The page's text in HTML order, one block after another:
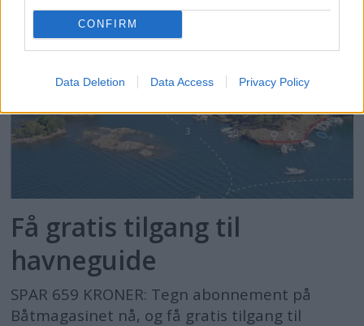
CONFIRM
Data Deletion Data Access Privacy Policy
Få gratis tilgang til
havneguide
SPAR 659 KRONER: Tegn abonnement på
Båtmagasinet nå, og få gratis tilgang til